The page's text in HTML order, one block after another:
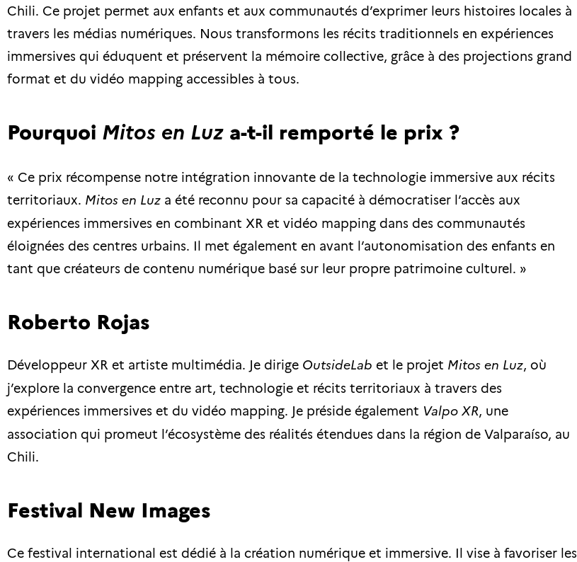
Chili. Ce projet permet aux enfants et aux communautés d’exprimer leurs histoires locales à
travers les médias numériques. Nous transformons les récits traditionnels en expériences
immersives qui éduquent et préservent la mémoire collective, grâce à des projections grand
format et du vidéo mapping accessibles à tous.
Pourquoi Mitos en Luz a-t-il remporté le prix ?
« Ce prix récompense notre intégration innovante de la technologie immersive aux récits
territoriaux. Mitos en Luz a été reconnu pour sa capacité à démocratiser l’accès aux
expériences immersives en combinant XR et vidéo mapping dans des communautés
éloignées des centres urbains. Il met également en avant l’autonomisation des enfants en
tant que créateurs de contenu numérique basé sur leur propre patrimoine culturel. »
Roberto Rojas
Développeur XR et artiste multimédia. Je dirige OutsideLab et le projet Mitos en Luz, où
j’explore la convergence entre art, technologie et récits territoriaux à travers des
expériences immersives et du vidéo mapping. Je préside également Valpo XR, une
association qui promeut l’écosystème des réalités étendues dans la région de Valparaíso, au
Chili.
Festival New Images
Ce festival international est dédié à la création numérique et immersive. Il vise à favoriser les